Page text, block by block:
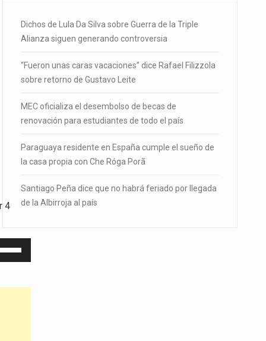
4
Dichos de Lula Da Silva sobre Guerra de la Triple
Alianza siguen generando controversia
“Fueron unas caras vacaciones” dice Rafael Filizzola
sobre retorno de Gustavo Leite
MEC oficializa el desembolso de becas de
renovación para estudiantes de todo el país
Paraguaya residente en España cumple el sueño de
la casa propia con Che Róga Porã
Santiago Peña dice que no habrá feriado por llegada
de la Albirroja al país